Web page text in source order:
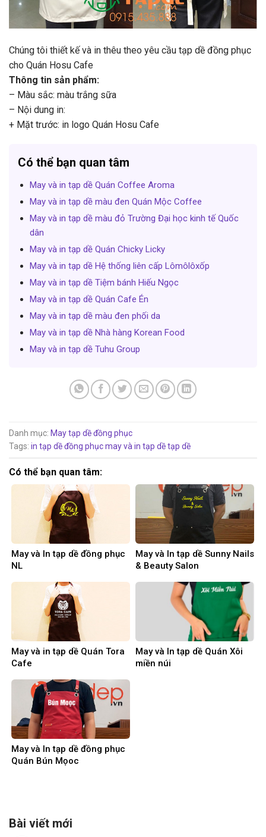
Chúng tôi thiết kế và in thêu theo yêu cầu tạp dề đồng phục
cho Quán Hosu Cafe
Thông tin sản phẩm:
– Màu sắc: màu trắng sữa
– Nội dung in:
+ Mặt trước: in logo Quán Hosu Cafe
Có thể bạn quan tâm
May và in tạp dề Quán Coffee Aroma
May và in tạp dề màu đen Quán Mộc Coffee
May và in tạp dề màu đỏ Trường Đại học kinh tế Quốc
dân
May và in tạp dề Quán Chicky Licky
May và in tạp dề Hệ thống liên cấp Lômôlôxốp
May và in tạp dề Tiệm bánh Hiếu Ngọc
May và in tạp dề Quán Cafe Én
May và in tạp dề màu đen phối da
May và in tạp dề Nhà hàng Korean Food
May và in tạp dề Tuhu Group
Danh mục: May tạp dề đồng phục
Tags: in tạp dề đồng phụcmay và in tạp dềtạp dề
Có thể bạn quan tâm:
May và In tạp dề đồng phục
NL
May và In tạp dề Sunny Nails
& Beauty Salon
May và in tạp dề Quán Tora
Cafe
May và In tạp dề Quán Xôi
miền núi
May và In tạp dề đồng phục
Quán Bún Mọoc
Bài viết mới